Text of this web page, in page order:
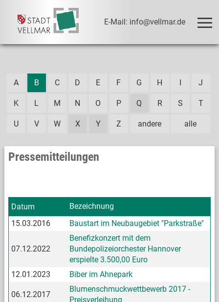
E-Mail: info@vellmar.de
alle
A B C D E F G H I J
K L M N O P Q R S T
U V W X Y Z andere
Pressemitteilungen
Datum
Bezeichnung
15.03.2016
Baustart im Neubaugebiet "Parkstraße"
07.12.2022
Benefizkonzert mit dem
Bundepolizeiorchester Hannover
erspielte 3.500,00 Euro
12.01.2023
Biber im Ahnepark
06.12.2017
Blumenschmuckwettbewerb 2017 -
Preisverleihung